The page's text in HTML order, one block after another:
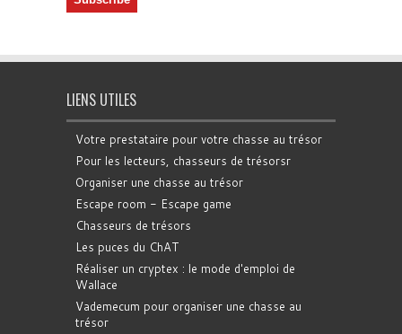
LIENS UTILES
Votre prestataire pour votre chasse au trésor
Pour les lecteurs, chasseurs de trésorsr
Organiser une chasse au trésor
Escape room - Escape game
Chasseurs de trésors
Les puces du ChAT
Réaliser un cryptex : le mode d'emploi de
Wallace
Vademecum pour organiser une chasse au
trésor